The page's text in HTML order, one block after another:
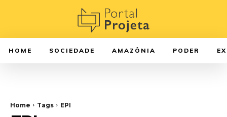
HOME SOCIEDADE AMAZÔNIA PODER
Home Tags EPI